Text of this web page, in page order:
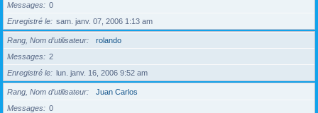
Messages
0
Enregistré le
sam. janv. 07, 2006 1:13 am
Rang, Nom d’utilisateur
rolando
Messages
2
Enregistré le
lun. janv. 16, 2006 9:52 am
Rang, Nom d’utilisateur
Juan Carlos
Messages
0